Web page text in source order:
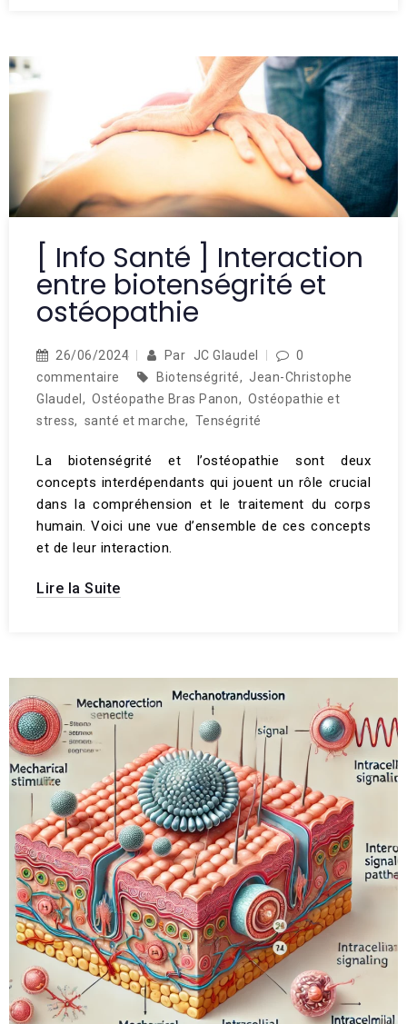
[ Info Santé ] Interaction
entre biotenségrité et
ostéopathie
26/06/2024 Par JC Glaudel
0
commentaire
Biotenségrité, Jean-Christophe
Glaudel , Ostéopathe Bras Panon, Ostéopathie et
stress, santé et marche, Tenségrité
La biotenségrité et l’ostéopathie sont deux
concepts interdépendants qui jouent un rôle crucial
dans la compréhension et le traitement du corps
humain. Voici une vue d’ensemble de ces concepts
et de leur interaction.
Lire la Suite